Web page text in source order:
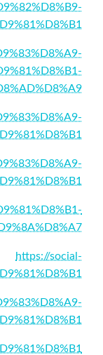
https://social-